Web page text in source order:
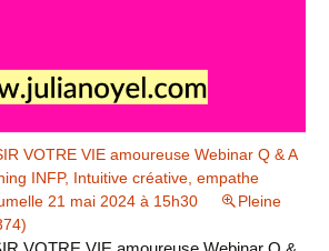
VOTRE VIE amoureuse Webinar Q & A
INFP, Intuitive créative, empathe
21 mai 2024 à 15h30
Pleine